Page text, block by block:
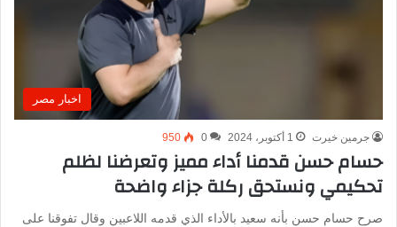
اخبار مصر
جرمين خيرت 1 أكتوبر، 2024 0
950
حسام حسن قدمنا أداء مميز وتعرضنا لظلم
تحكيمي ونستحق ركلة جزاء واضحة
صرح حسام حسن بأنه سعيد بالأداء الذي قدمه اللاعبين وقال تفوقنا على